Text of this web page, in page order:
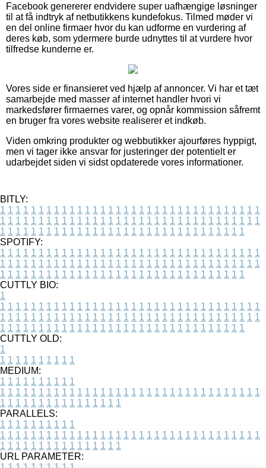
Facebook genererer endvidere super uafhængige løsninger
til at få indtryk af netbutikkens kundefokus. Tilmed møder vi
en del online firmaer hvor du kan udforme en vurdering af
deres køb, som ydermere burde udnyttes til at vurdere hvor
tilfredse kunderne er.
Vores side er finansieret ved hjælp af annoncer. Vi har et tæt
samarbejde med masser af internet handler hvori vi
markedsfører firmaernes varer, og opnår kommission såfremt
en bruger fra vores website realiserer et indkøb.
Viden omkring produkter og webbutikker ajourføres hyppigt,
men vi tager ikke ansvar for justeringer der potentielt er
udarbejdet siden vi sidst opdaterede vores informationer.
BITLY:
1 1 1 1 1 1 1 1 1 1 1 1 1 1 1 1 1 1 1 1 1 1 1 1 1 1 1 1 1 1 1 1 1 1
1 1 1 1 1 1 1 1 1 1 1 1 1 1 1 1 1 1 1 1 1 1 1 1 1 1 1 1 1 1 1 1 1 1
1 1 1 1 1 1 1 1 1 1 1 1 1 1 1 1 1 1 1 1 1 1 1 1 1 1 1 1 1 1 1 1
SPOTIFY:
1 1 1 1 1 1 1 1 1 1 1 1 1 1 1 1 1 1 1 1 1 1 1 1 1 1 1 1 1 1 1 1 1 1
1 1 1 1 1 1 1 1 1 1 1 1 1 1 1 1 1 1 1 1 1 1 1 1 1 1 1 1 1 1 1 1 1 1
1 1 1 1 1 1 1 1 1 1 1 1 1 1 1 1 1 1 1 1 1 1 1 1 1 1 1 1 1 1 1 1
CUTTLY BIO:
1
1 1 1 1 1 1 1 1 1 1 1 1 1 1 1 1 1 1 1 1 1 1 1 1 1 1 1 1 1 1 1 1 1 1
1 1 1 1 1 1 1 1 1 1 1 1 1 1 1 1 1 1 1 1 1 1 1 1 1 1 1 1 1 1 1 1 1 1
1 1 1 1 1 1 1 1 1 1 1 1 1 1 1 1 1 1 1 1 1 1 1 1 1 1 1 1 1 1 1 1
CUTTLY OLD:
1
1 1 1 1 1 1 1 1 1 1
MEDIUM:
1 1 1 1 1 1 1 1 1 1
1 1 1 1 1 1 1 1 1 1 1 1 1 1 1 1 1 1 1 1 1 1 1 1 1 1 1 1 1 1 1 1 1 1
1 1 1 1 1 1 1 1 1 1 1 1 1 1 1 1
PARALLELS:
1 1 1 1 1 1 1 1 1 1
1 1 1 1 1 1 1 1 1 1 1 1 1 1 1 1 1 1 1 1 1 1 1 1 1 1 1 1 1 1 1 1 1 1
1 1 1 1 1 1 1 1 1 1 1 1 1 1 1 1
URL PARAMETER: